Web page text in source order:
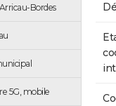
Bordes
5G, mobile